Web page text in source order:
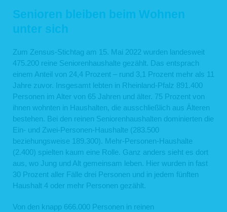
Senioren bleiben beim Wohnen
unter sich
Zum Zensus-Stichtag am 15. Mai 2022 wurden landesweit
475.200 reine Seniorenhaushalte gezählt. Das entsprach
einem Anteil von 24,4 Prozent – rund 3,1 Prozent mehr als 11
Jahre zuvor. Insgesamt lebten in Rheinland-Pfalz 891.400
Personen im Alter von 65 Jahren und älter. 75 Prozent von
ihnen wohnten in Haushalten, die ausschließlich aus Älteren
bestehen. Bei den reinen Seniorenhaushalten dominierten die
Ein- und Zwei-Personen-Haushalte (283.500
beziehungsweise 189.300). Mehr-Personen-Haushalte
(2.400) spielten kaum eine Rolle. Ganz anders sieht es dort
aus, wo Jung und Alt gemeinsam leben. Hier wurden in fast
30 Prozent aller Fälle drei Personen und in jedem fünften
Haushalt 4 oder mehr Personen gezählt.
Von den knapp 666.000 Personen in reinen